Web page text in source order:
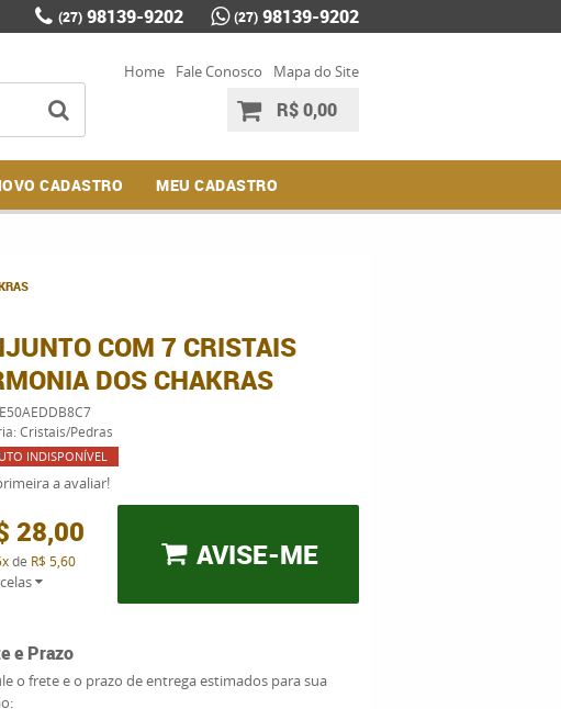
(27) 98139-9202 (27) 98139-9202
Home Fale Conosco Mapa do Site
R$ 0,00
CADASTRO MEU CADASTRO
COM 7 CRISTAIS
DOS CHAKRAS
Cristais/Pedras
INDISPONÍVEL
a avaliar!
28,00
de R$ 5,60 AVISE-ME
e Prazo
o frete e o prazo de entrega estimados para sua